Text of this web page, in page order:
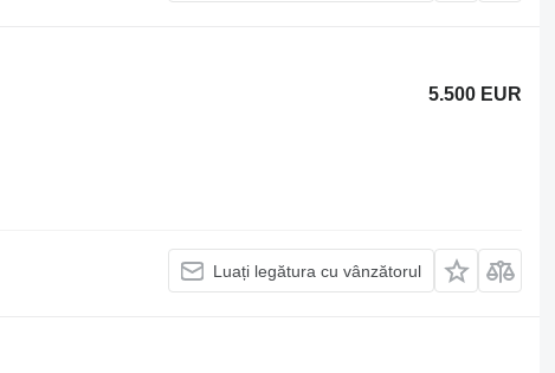
5.500 EUR
Luați legătura cu vânzătorul